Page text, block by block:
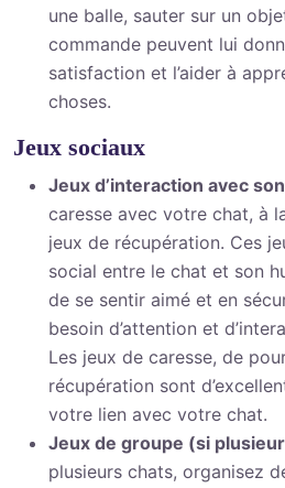
une balle, sauter sur un
commande peuvent lui
satisfaction et l’aider à
choses.
Jeux sociaux
Jeux d’interaction avec
caresse avec votre chat, à
jeux de récupération. Ces
social entre le chat et son
de se sentir aimé et en
besoin d’attention et
Les jeux de caresse, de
récupération sont
votre lien avec votre chat.
Jeux de groupe (si
plusieurs chats, organisez